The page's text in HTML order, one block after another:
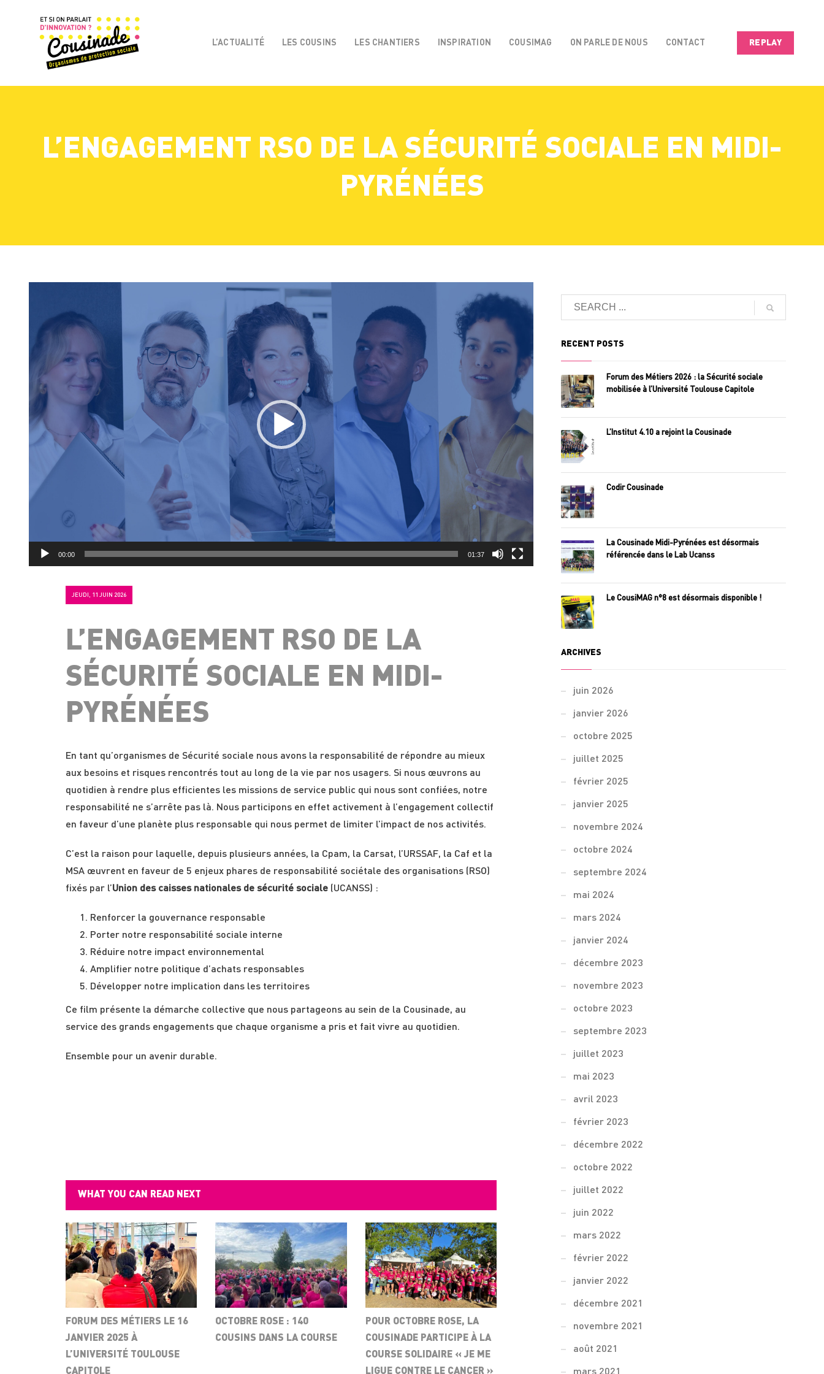
L’ACTUALITÉ LES COUSINS LES CHANTIERS INSPIRATION COUSIMAG ON PARLE DE NOUS CONTACT REPLAY
L’ENGAGEMENT RSO DE LA SÉCURITÉ SOCIALE EN MIDI-
PYRÉNÉES
00:00 01:37
JEUDI, 11 JUIN 2026
L’ENGAGEMENT RSO DE LA
SÉCURITÉ SOCIALE EN MIDI-
PYRÉNÉES
En tant qu’organismes de Sécurité sociale nous avons la responsabilité de répondre au mieux
aux besoins et risques rencontrés tout au long de la vie par nos usagers. Si nous œuvrons au
quotidien à rendre plus efficientes les missions de service public qui nous sont confiées, notre
responsabilité ne s’arrête pas là. Nous participons en effet activement à l’engagement collectif
en faveur d’une planète plus responsable qui nous permet de limiter l’impact de nos activités.
C’est la raison pour laquelle, depuis plusieurs années, la Cpam, la Carsat, l’URSSAF, la Caf et la
MSA œuvrent en faveur de 5 enjeux phares de responsabilité sociétale des organisations (RSO)
fixés par l’Union des caisses nationales de sécurité sociale (UCANSS) :
Renforcer la gouvernance responsable
Porter notre responsabilité sociale interne
Réduire notre impact environnemental
Amplifier notre politique d’achats responsables
Développer notre implication dans les territoires
Ce film présente la démarche collective que nous partageons au sein de la Cousinade, au
service des grands engagements que chaque organisme a pris et fait vivre au quotidien.
Ensemble pour un avenir durable.
WHAT YOU CAN READ NEXT
FORUM DES MÉTIERS LE 16
JANVIER 2025 À
L’UNIVERSITÉ TOULOUSE
CAPITOLE
OCTOBRE ROSE : 140
COUSINS DANS LA COURSE
POUR OCTOBRE ROSE, LA
COUSINADE PARTICIPE À LA
COURSE SOLIDAIRE « JE ME
LIGUE CONTRE LE CANCER »
RECENT POSTS
Forum des Métiers 2026 : la Sécurité sociale
mobilisée à l’Université Toulouse Capitole
L’Institut 4.10 a rejoint la Cousinade
Codir Cousinade
La Cousinade Midi-Pyrénées est désormais
référencée dans le Lab Ucanss
Le CousiMAG n°8 est désormais disponible !
ARCHIVES
juin 2026
janvier 2026
octobre 2025
juillet 2025
février 2025
janvier 2025
novembre 2024
octobre 2024
septembre 2024
mai 2024
mars 2024
janvier 2024
décembre 2023
novembre 2023
octobre 2023
septembre 2023
juillet 2023
mai 2023
avril 2023
février 2023
décembre 2022
octobre 2022
juillet 2022
juin 2022
mars 2022
février 2022
janvier 2022
décembre 2021
novembre 2021
août 2021